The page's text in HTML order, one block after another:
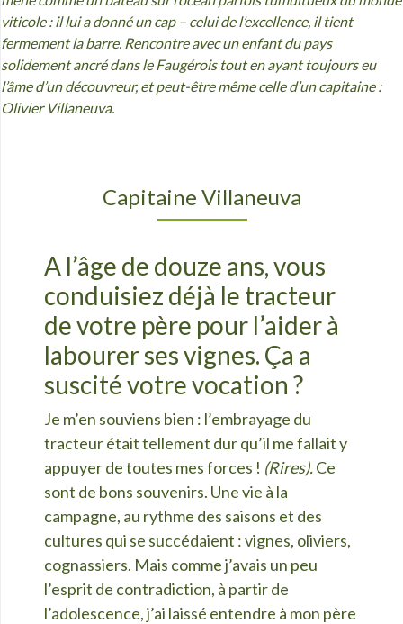
viticole : il lui a donné un cap – celui de l’excellence, il tient
fermement la barre. Rencontre avec un enfant du pays
solidement ancré dans le Faugérois tout en ayant toujours eu
l’âme d’un découvreur, et peut-être même celle d’un capitaine :
Olivier Villaneuva.
Capitaine Villaneuva
A l’âge de douze ans, vous
conduisiez déjà le tracteur
de votre père pour l’aider à
labourer ses vignes. Ça a
suscité votre vocation ?
Je m’en souviens bien : l’embrayage du
tracteur était tellement dur qu’il me fallait y
appuyer de toutes mes forces ! (Rires).Ce
sont de bons souvenirs. Une vie à la
campagne, au rythme des saisons et des
cultures qui se succédaient : vignes, oliviers,
cognassiers. Mais comme j’avais un peu
l’esprit de contradiction, à partir de
l’adolescence, j’ai laissé entendre à mon père